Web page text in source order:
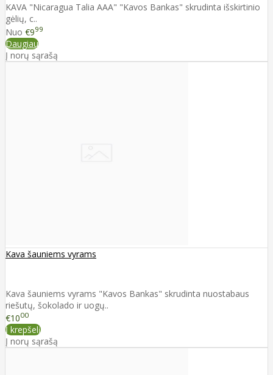
KAVA "Nicaragua Talia AAA" "Kavos Bankas" skrudinta išskirtinio
gėlių, c..
Nuo €999
Daugiau
Į norų sąrašą
Kava šauniems vyrams
Kava šauniems vyrams "Kavos Bankas" skrudinta nuostabaus
riešutų, šokolado ir uogų..
€1000
Į krepšelį
Į norų sąrašą